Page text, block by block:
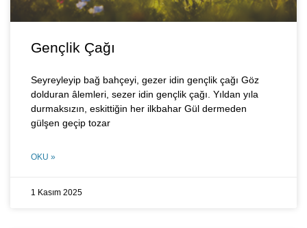
Gençlik Çağı
Seyreyleyip bağ bahçeyi, gezer idin gençlik çağı Göz
dolduran âlemleri, sezer idin gençlik çağı. Yıldan yıla
durmaksızın, eskittiğin her ilkbahar Gül dermeden
gülşen geçip tozar
OKU »
1 Kasım 2025